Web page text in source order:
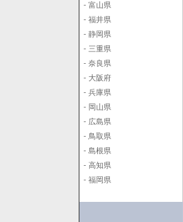
- 富山県
- 福井県
- 静岡県
- 三重県
- 奈良県
- 大阪府
- 兵庫県
- 岡山県
- 広島県
- 鳥取県
- 島根県
- 高知県
- 福岡県